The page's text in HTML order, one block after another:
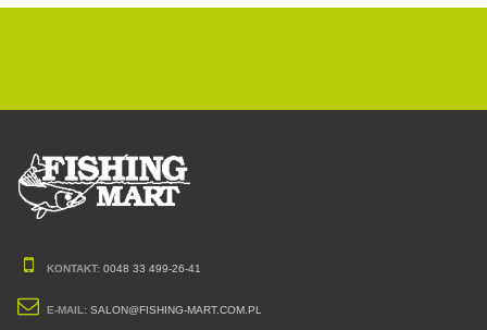
KONTAKT: 0048 33 499-26-41
E-MAIL: SALON@FISHING-MART.COM.PL